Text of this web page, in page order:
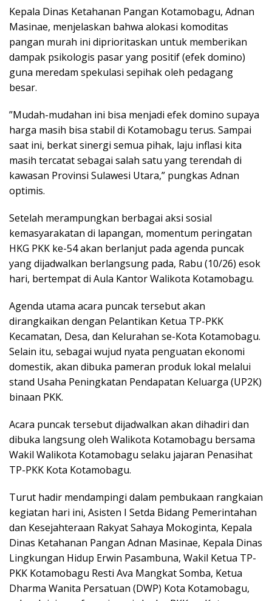
​Kepala Dinas Ketahanan Pangan Kotamobagu, Adnan
Masinae, menjelaskan bahwa alokasi komoditas
pangan murah ini diprioritaskan untuk memberikan
dampak psikologis pasar yang positif (efek domino)
guna meredam spekulasi sepihak oleh pedagang
besar.
​”Mudah-mudahan ini bisa menjadi efek domino supaya
harga masih bisa stabil di Kotamobagu terus. Sampai
saat ini, berkat sinergi semua pihak, laju inflasi kita
masih tercatat sebagai salah satu yang terendah di
kawasan Provinsi Sulawesi Utara,” pungkas Adnan
optimis.
​Setelah merampungkan berbagai aksi sosial
kemasyarakatan di lapangan, momentum peringatan
HKG PKK ke-54 akan berlanjut pada agenda puncak
yang dijadwalkan berlangsung pada, Rabu (10/26) esok
hari, bertempat di Aula Kantor Walikota Kotamobagu.
​Agenda utama acara puncak tersebut akan
dirangkaikan dengan Pelantikan Ketua TP-PKK
Kecamatan, Desa, dan Kelurahan se-Kota Kotamobagu.
Selain itu, sebagai wujud nyata penguatan ekonomi
domestik, akan dibuka pameran produk lokal melalui
stand Usaha Peningkatan Pendapatan Keluarga (UP2K)
binaan PKK.
​Acara puncak tersebut dijadwalkan akan dihadiri dan
dibuka langsung oleh Walikota Kotamobagu bersama
Wakil Walikota Kotamobagu selaku jajaran Penasihat
TP-PKK Kota Kotamobagu.
​Turut hadir mendampingi dalam pembukaan rangkaian
kegiatan hari ini, Asisten I Setda Bidang Pemerintahan
dan Kesejahteraan Rakyat Sahaya Mokoginta, Kepala
Dinas Ketahanan Pangan Adnan Masinae, Kepala Dinas
Lingkungan Hidup Erwin Pasambuna, Wakil Ketua TP-
PKK Kotamobagu Resti Ava Mangkat Somba, Ketua
Dharma Wanita Persatuan (DWP) Kota Kotamobagu,